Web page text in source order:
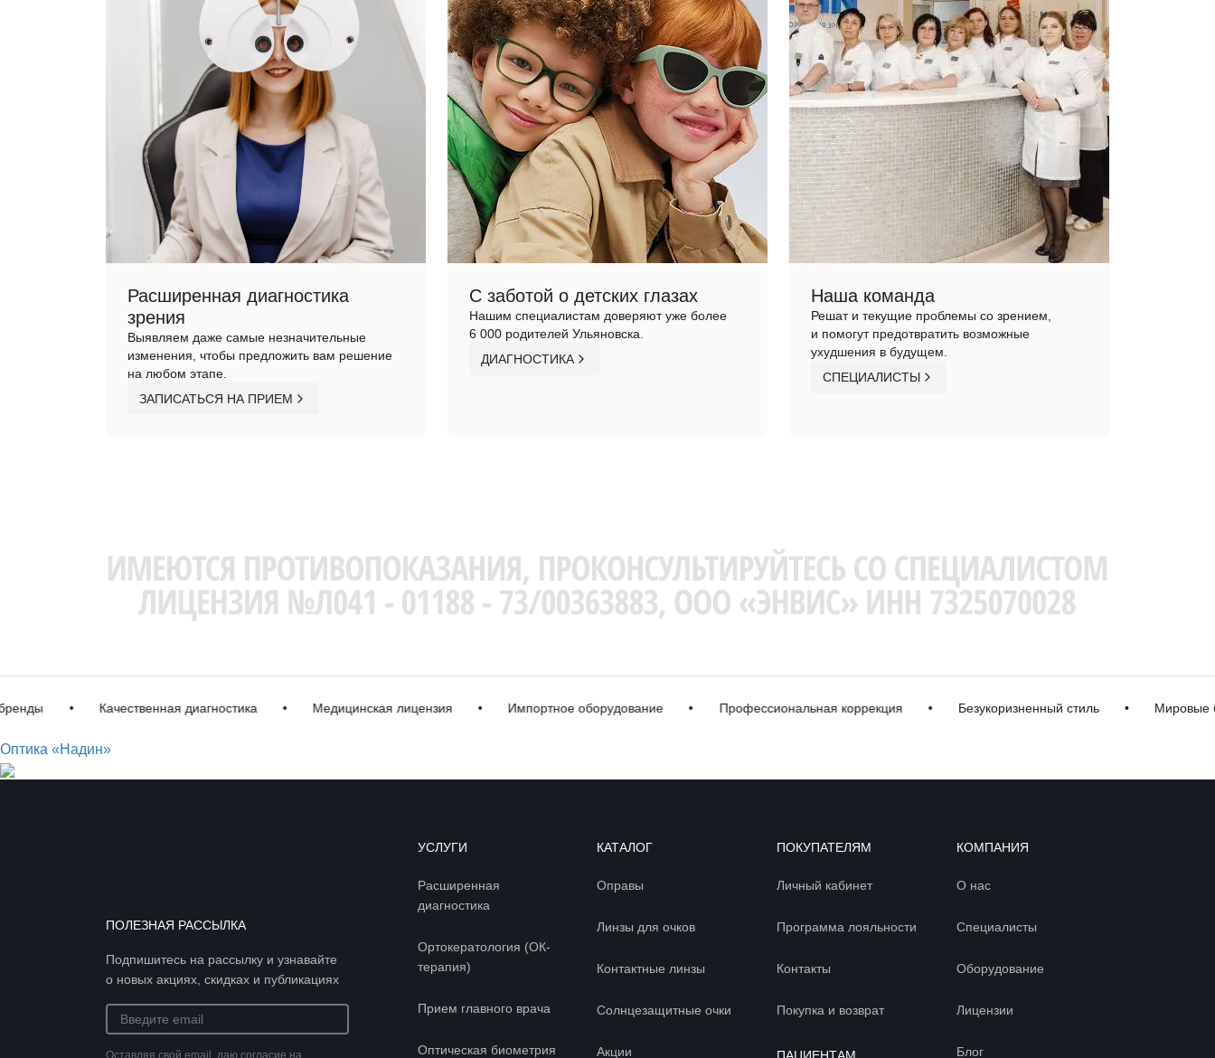
Расширенная диагностика
зрения
Выявляем даже самые незначительные
изменения, чтобы предложить вам решение
на любом этапе.
ЗАПИСАТЬСЯ НА ПРИЕМ
С заботой о детских глазах
Нашим специалистам доверяют уже более
6 000 родителей Ульяновска.
ДИАГНОСТИКА
Наша команда
Решат и текущие проблемы со зрением,
и помогут предотвратить возможные
ухудшения в будущем.
СПЕЦИАЛИСТЫ
• Качественная диагностика • Медицинская лицензия • Импортное оборудование • Профессиональная коррекция • Безукоризненный стиль • Мировые
Оптика «Надин»
ПОЛЕЗНАЯ РАССЫЛКА
Подпишитесь на рассылку и узнавайте
о новых акциях, скидках и публикациях
Оставляя свой email, даю согласие на
УСЛУГИ
Расширенная
диагностика
Ортокератология (ОК-
терапия)
Прием главного врача
Оптическая биометрия
КАТАЛОГ
Оправы
Линзы для очков
Контактные линзы
Солнцезащитные очки
Акции
ПОКУПАТЕЛЯМ
Личный кабинет
Программа лояльности
Контакты
Покупка и возврат
КОМПАНИЯ
О нас
Специалисты
Оборудование
Лицензии
Блог